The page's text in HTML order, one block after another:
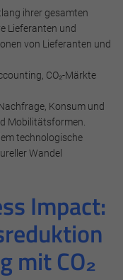
ihrer gesamten
Lieferanten und
von Lieferanten und
CO₂-Märkte
Konsum und
Mobilitätsformen.
technologische
Wandel
Impact:
mit CO₂
zu machen sowie
ermöglichen.
verwendet, um
werden können